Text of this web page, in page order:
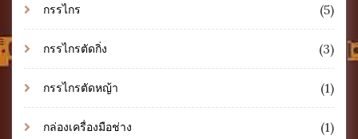
กรรไกร (5)
กรรไกรตัดกิ่ง (3)
กรรไกรตัดหญ้า (1)
กล่องเครื่องมือช่าง (1)